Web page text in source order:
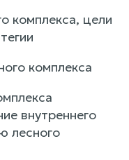
комплекса, цели
комплекса
внутреннего
лесного